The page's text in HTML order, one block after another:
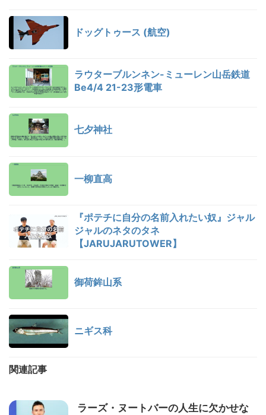
ドッグトゥース (航空)
ラウターブルンネン-ミューレン山岳鉄道
Be4/4 21-23形電車
七夕神社
一柳直高
『ポテチに自分の名前入れたい奴』ジャル
ジャルのネタのタネ
【JARUJARUTOWER】
御荷鉾山系
ニギス科
関連記事
ラーズ・ヌートバーの人生に欠かせな